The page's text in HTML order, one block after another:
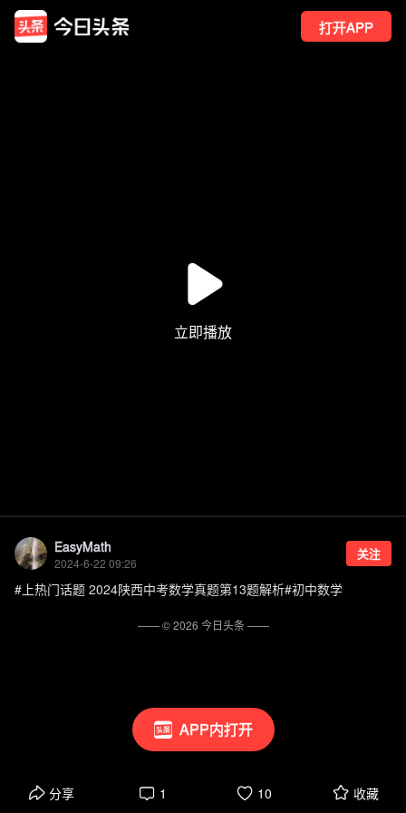
打开APP
APP内打开
EasyMath
2024-6-22 09:26
关注
#上热门话题 2024陕西中考数学真题第13题解析#初中数学
分享 1 10 收藏
—— ©2026 今日头条——